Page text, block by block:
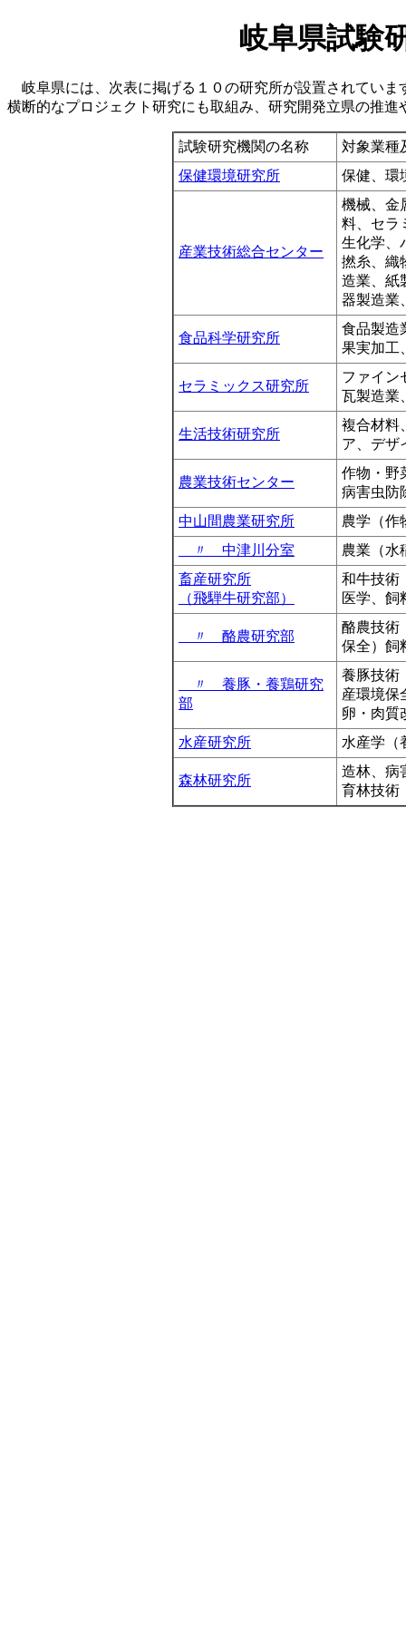
岐阜県試験
岐阜県には、次表に掲げる１０の研究所が設置されてい
横断的なプロジェクト研究にも取組み、研究開発立県の推
試験研究機関の名称
対象業種
保健環境研究所
保健、環
産業技術総合センター
機械、金
料、セラ
生化学、
撚糸、織
造業、紙
器製造業
食品科学研究所
食品製造
果実加工
セラミックス研究所
ファイン
瓦製造業
生活技術研究所
複合材料
ア、デザ
農業技術センター
作物・野
病害虫防
中山間農業研究所
農学（作
〃 中津川分室
農業（水
畜産研究所
（飛騨牛研究部）
和牛技術
医学、飼
〃 酪農研究部
酪農技術
保全）飼
〃 養豚・養鶏研究
部
養豚技術
産環境保
卵・肉質
水産研究所
水産学（
森林研究所
造林、病
育林技術